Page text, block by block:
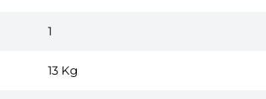
1
13 Kg